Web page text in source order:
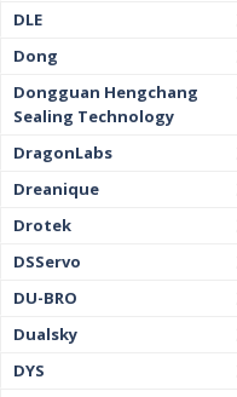
DLE
Dong
Dongguan Hengchang
Sealing Technology
DragonLabs
Dreanique
Drotek
DSServo
DU-BRO
Dualsky
DYS